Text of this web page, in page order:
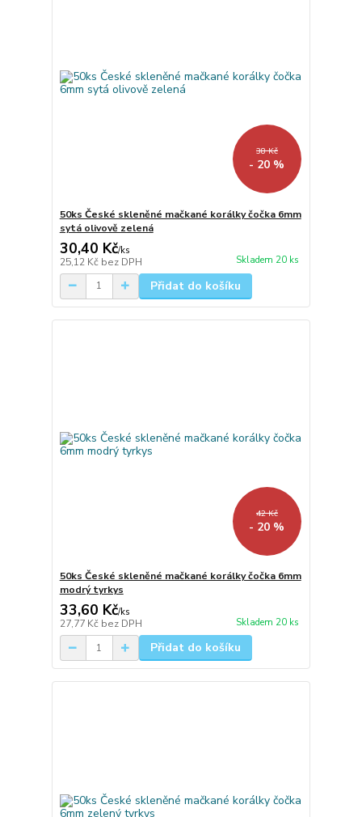
38 Kč
- 20 %
50ks České skleněné mačkané korálky čočka 6mm
sytá olivově zelená
30,40 Kč/ks
25,12 Kč bez DPH Skladem 20 ks
Přidat do košíku
42 Kč
- 20 %
50ks České skleněné mačkané korálky čočka 6mm
modrý tyrkys
33,60 Kč/ks
27,77 Kč bez DPH Skladem 20 ks
Přidat do košíku